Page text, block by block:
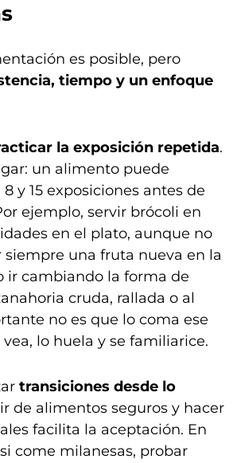
es posible, pero
tiempo y un enfoque
la exposición repetida.
un alimento puede
y 15 exposiciones antes de
ejemplo, servir brócoli en
en el plato, aunque no
siempre una fruta nueva en la
ir cambiando la forma de
cruda, rallada o al
no es que lo coma ese
lo huela y se familiarice.
transiciones desde lo
de alimentos seguros y hacer
facilita la aceptación. En
come milanesas, probar